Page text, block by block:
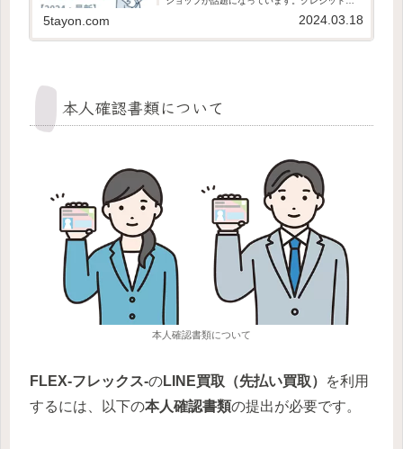
を購入できるので手元に現金がなくても大丈
5tayon.com 2024.03.18
本人確認書類について
本人確認書類について
FLEX-フレックス-のLINE買取（先払い買取）
を利用
するには、以下の本人確認書類の提出が必要です。